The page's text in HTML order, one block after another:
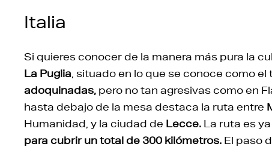
Italia
Si quieres conocer de la manera más pura la
La Puglia , situado en lo que se conoce como
adoquinadas, pero no tan agresivas como en
hasta debajo de la mesa destaca la ruta entre
Humanidad, y la ciudad de Lecce. La ruta es
para cubrir un total de 300 kilómetros. El paso